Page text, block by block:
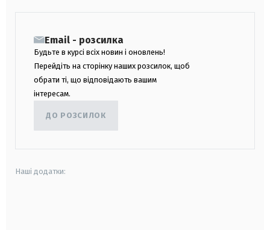
Email - розсилка
Будьте в курсі всіх новин і оновлень!
Перейдіть на сторінку наших розсилок, щоб
обрати ті, що відповідають вашим
інтересам.
ДО РОЗСИЛОК
Наші додатки: